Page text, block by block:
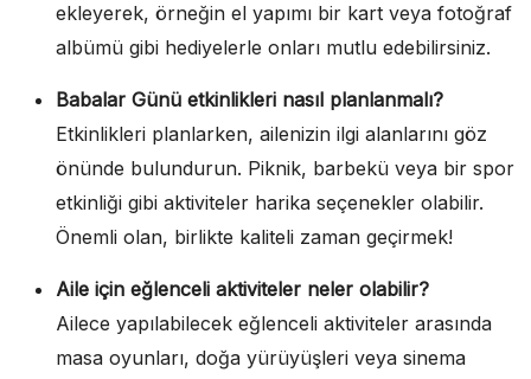
ekleyerek, örneğin el yapımı bir kart veya fotoğraf
albümü gibi hediyelerle onları mutlu edebilirsiniz.
Babalar Günü etkinlikleri nasıl planlanmalı?
Etkinlikleri planlarken, ailenizin ilgi alanlarını göz
önünde bulundurun. Piknik, barbekü veya bir spor
etkinliği gibi aktiviteler harika seçenekler olabilir.
Önemli olan, birlikte kaliteli zaman geçirmek!
Aile için eğlenceli aktiviteler neler olabilir?
Ailece yapılabilecek eğlenceli aktiviteler arasında
masa oyunları, doğa yürüyüşleri veya sinema